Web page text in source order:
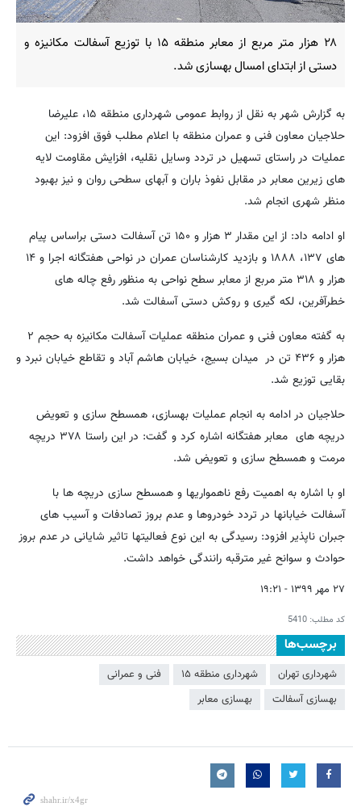
۲۸ هزار متر مربع از معابر منطقه ۱۵ با توزیع آسفالت مکانیزه و
دستی از ابتدای امسال بهسازی شد.
به گزارش شهر به نقل از روابط عمومی شهرداری منطقه ۱۵، علیرضا
حلاجیان معاون فنی و عمران منطقه با اعلام مطلب فوق افزود: این
عملیات در راستای تسهیل در تردد وسایل نقلیه، افزایش مقاومت لایه
های زیرین معابر در مقابل نفوذ باران و آبهای سطحی روان و نیز بهبود
منظر شهری انجام شد.
او ادامه داد: از این مقدار ۳ هزار و ۱۵۰ تن آسفالت دستی براساس پیام
های ۱۳۷، ۱۸۸۸ و بازدید کارشناسان عمران در نواحی هفتگانه اجرا و ۱۴
هزار و ۳۱۸ متر مربع از معابر سطح نواحی به منظور رفع چاله های
خطرآفرین، لکه گیری و روکش دستی آسفالت شد.
به گفته معاون فنی و عمران منطقه عملیات آسفالت مکانیزه به حجم ۲
هزار و ۴۳۶ تن در میدان بسیج، خیابان هاشم آباد و تقاطع خیابان نبرد و
بقایی توزیع شد.
حلاجیان در ادامه به انجام عملیات بهسازی، همسطح سازی و تعویض
دریچه های معابر هفتگانه اشاره کرد و گفت: در این راستا ۳۷۸ دریچه
مرمت و همسطح سازی و تعویض شد.
او با اشاره به اهمیت رفع ناهمواریها و همسطح سازی دریچه ها با
آسفالت خیابانها در تردد خودروها و عدم بروز تصادفات و آسیب های
جبران ناپذیر افزود: رسیدگی به این نوع فعالیتها تاثیر شایانی در عدم بروز
حوادث و سوانح غیر مترقبه رانندگی خواهد داشت.
۲۷ مهر ۱۳۹۹ - ۱۹:۲۱
کد مطلب: 5410
برچسب‌ها
شهرداری تهران شهرداری منطقه ۱۵
فنی و عمرانی
بهسازی آسفالت
بهسازی معابر